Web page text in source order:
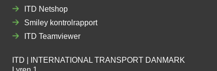
ITD Netshop
Smiley kontrolrapport
ITD Teamviewer
ITD | INTERNATIONAL TRANSPORT DANMARK